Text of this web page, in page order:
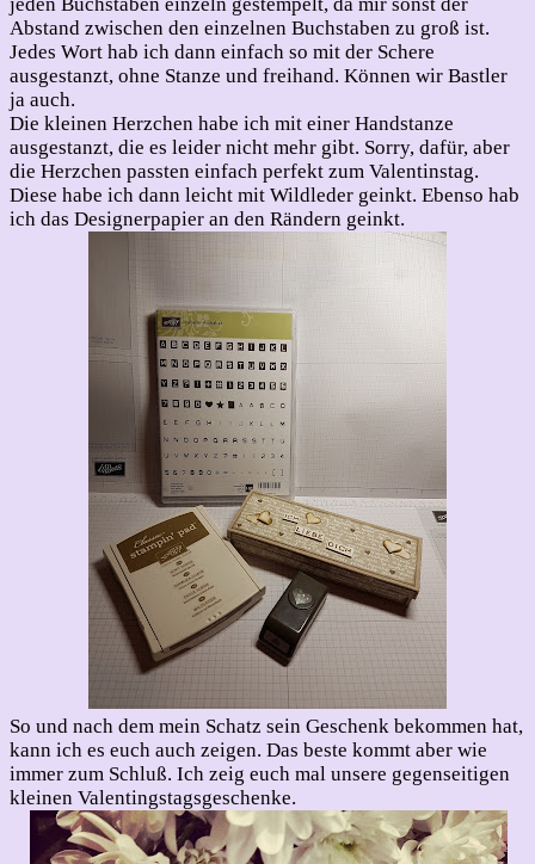
Abstand zwischen den einzelnen Buchstaben zu groß ist.
Jedes Wort hab ich dann einfach so mit der Schere
ausgestanzt, ohne Stanze und freihand. Können wir Bastler
ja auch.
Die kleinen Herzchen habe ich mit einer Handstanze
ausgestanzt, die es leider nicht mehr gibt. Sorry, dafür, aber
die Herzchen passten einfach perfekt zum Valentinstag.
Diese habe ich dann leicht mit Wildleder geinkt. Ebenso hab
ich das Designerpapier an den Rändern geinkt.
So und nach dem mein Schatz sein Geschenk bekommen hat,
kann ich es euch auch zeigen. Das beste kommt aber wie
immer zum Schluß. Ich zeig euch mal unsere gegenseitigen
kleinen Valentingstagsgeschenke.